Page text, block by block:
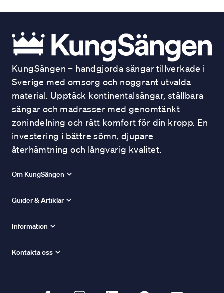
KungSängen – handgjorda sängar tillverkade i
Sverige med omsorg och noggrant utvalda
material. Upptäck kontinentalsängar, ställbara
sängar och madrasser med genomtänkt
zonindelning och rätt komfort för din kropp. En
investering i bättre sömn, djupare
återhämtning och långvarig kvalitet.
Om KungSängen
Guider & Artiklar
Information
Kontakta oss